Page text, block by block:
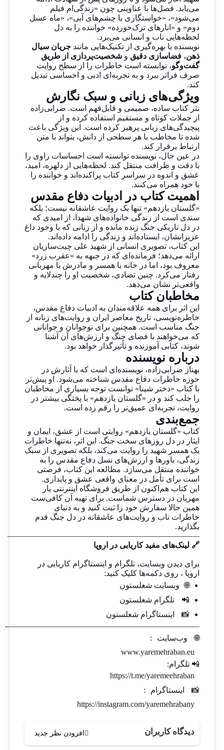
می‌یابد. فصل‌ها با عناوینی چون «زندگی‌ام فیلم
می‌شود»، «خواستگاری با چشم‌های آبی»، «ماه عسل
دوم» و «انارهای ترک‌خورده» خواننده را به دل
لحظه‌هایی ناب و انسانی می‌برد.
نویسنده با بهره‌گیری از تکنیک‌هایی مانند جریان سیال
ذهن، فضاسازی دقیق و شخصیت‌پردازی از طریق
گفت‌وگو، توانسته است خاطرات را از سطح روایت
صرف فراتر ببرد و به تجربه‌ای ادبی و احساسی تبدیل
کند.
ویژگی‌های زبانی و سبک نگارش
نثر کتاب ساده، صمیمی و قابل‌فهم است. ضرابی‌زاده
از جملات کوتاه و مستقیم استفاده کرده و از
پیچیدگی‌های زبانی پرهیز کرده است. این ویژگی باعث
شده تا مخاطب با هر سطحی از دانش، بتواند با متن
ارتباط برقرار کند.
در عین حال، نویسنده توانسته است احساسات راوی را
با دقت و ظرافت منتقل کند. لحظه‌هایی از دلهره، امید،
عشق و اندوه در سراسر کتاب پراکنده‌اند و خواننده را
با خود همراه می‌کنند.
اهمیت کتاب در ادبیات دفاع مقدس
«گلستان یازدهم» تنها یک روایت عاشقانه نیست؛ بلکه
سندی است از زندگی خانواده‌های شهدا، از امیدی که
در دل تاریکی جنگ زنده مانده و از زنانی که با وجود داغ
عزیزانشان، ایستاده‌اند و زندگی را ادامه داده‌اند.
این کتاب، تصویری انسانی از شهید علی چیت‌سازیان
ارائه می‌دهد؛ فرمانده‌ای که در جبهه به «عقرب زرد»
معروف بود، اما در خانه با همسر و مادرش با مهربانی
رفتار می‌کرد. چنین تضادی، شخصیت او را چندلایه و
واقعی‌تر نشان می‌دهد.
مخاطبان کتاب
این اثر برای همه علاقه‌مندان به ادبیات دفاع مقدس،
خاطره‌نویسی، تاریخ معاصر ایران و روایت‌های زنانه از
جنگ مناسب است. همچنین برای نوجوانان و جوانانی
که می‌خواهند با فضای جنگ و ارزش‌های آن آشنا
شوند، کتابی آموزنده و تأثیرگذار خواهد بود.
درباره نویسنده
بهناز ضرابی‌زاده، نویسنده‌ای است که با آثارش در
حوزه خاطرات دفاع مقدس شناخته می‌شود. او پیش‌تر
با کتاب «دختر شینا» توانست توجه بسیاری از مخاطبان
را جلب کند و در «گلستان یازدهم» با پختگی بیشتر در
روایت، تجربه‌ای عمیق‌تر را رقم زده است.
جمع‌بندی
کتاب «گلستان یازدهم» روایتی است از عشق، ایمان و
ایثار در دل روزهای سخت جنگ. این اثر، نه‌تنها خاطرات
یک همسر شهید را روایت می‌کند، بلکه تصویری از سبک
زندگی، باورها و ارزش‌های نسل دفاع مقدس را به
خواننده منتقل می‌سازد. مطالعه این کتاب، فرصتی
است برای تأمل در معنای واقعی عشق و پایداری.
این کتاب هم‌اکنون از طریق فروشگاه اینترنتی یار
مهربان در دسترس شماست. برای تهیه آن کافی‌ست
همین حالا سفارش خود را ثبت کنید و به دنیای
خاطرات ناب و روایت‌های عاشقانه در دل جنگ قدم
بگذارید.
————————————————————————
🔗 لینک‌های مفید کاریابی در اروپا
برای دیدن وبسایت، تلگرام و اینستاگرام کاریابی در
اروپا ، روی دکمه‌ها کلیک کنید:
🌐
وبسایت شغلستون
📲
تلگرام شغلستون
📸
اینستاگرام شغلستون
————————————————————————-
🌐
وب‌سایت
:
www.yaremehraban.eu
📲 تلگرام:
https://t.me/yaremeehraban
📸
اینستاگرام
:
https://instagram.com/yaremehrabany
دیدگاه کاربران افزودن نظر جدید